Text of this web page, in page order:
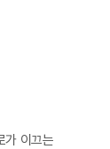
가 이끄는